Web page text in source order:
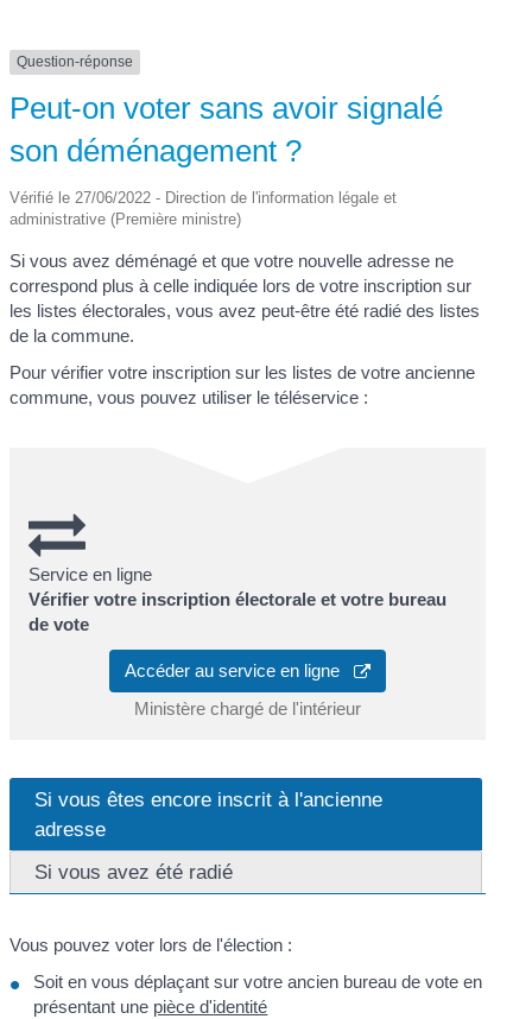
Question-réponse
Peut-on voter sans avoir signalé
son déménagement ?
Vérifié le 27/06/2022 - Direction de l'information légale et
administrative (Première ministre)
Si vous avez déménagé et que votre nouvelle adresse ne
correspond plus à celle indiquée lors de votre inscription sur
les listes électorales, vous avez peut-être été radié des listes
de la commune.
Pour vérifier votre inscription sur les listes de votre ancienne
commune, vous pouvez utiliser le téléservice :
Service en ligne
Vérifier votre inscription électorale et votre bureau
de vote
Accéder au service en ligne
Ministère chargé de l'intérieur
Si vous êtes encore inscrit à l'ancienne
adresse
Si vous avez été radié
Vous pouvez voter lors de l'élection :
Soit en vous déplaçant sur votre ancien bureau de vote en
présentant une pièce d'identité